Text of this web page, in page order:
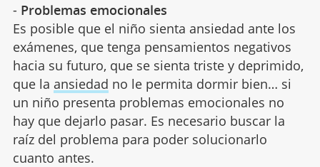
- Problemas emocionales
Es posible que el niño sienta ansiedad ante los
exámenes, que tenga pensamientos negativos
hacia su futuro, que se sienta triste y deprimido,
que la ansiedad no le permita dormir bien… si
un niño presenta problemas emocionales no
hay que dejarlo pasar. Es necesario buscar la
raíz del problema para poder solucionarlo
cuanto antes.